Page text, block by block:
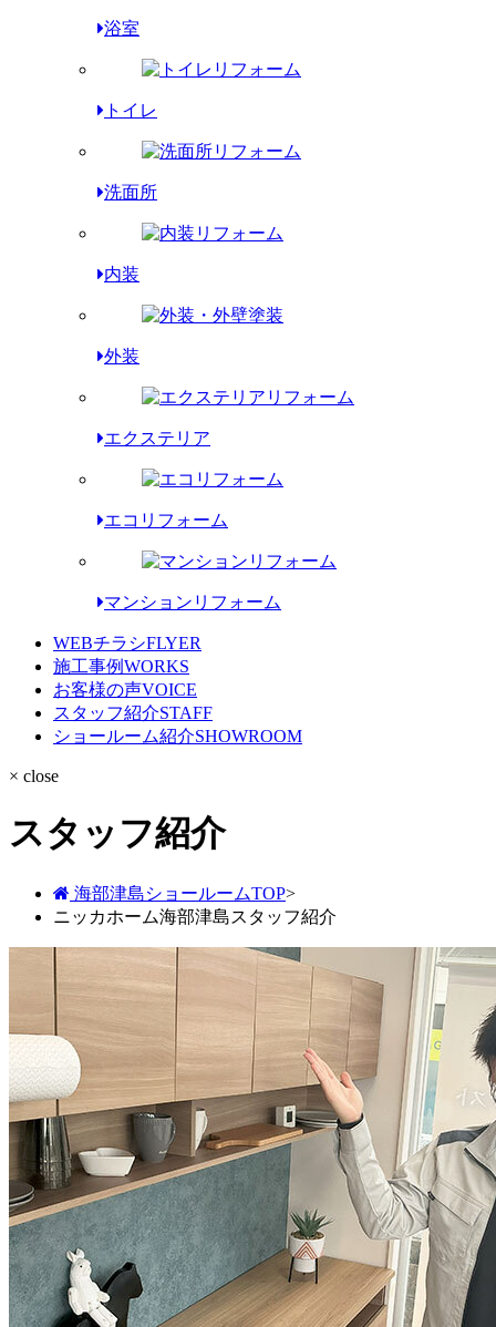
浴室
トイレ
洗面所
内装
外装
エクステリア
エコリフォーム
マンションリフォーム
WEBチラシFLYER
施工事例WORKS
お客様の声VOICE
スタッフ紹介STAFF
ショールーム紹介SHOWROOM
× close
スタッフ紹介
海部津島ショールームTOP>
ニッカホーム海部津島スタッフ紹介